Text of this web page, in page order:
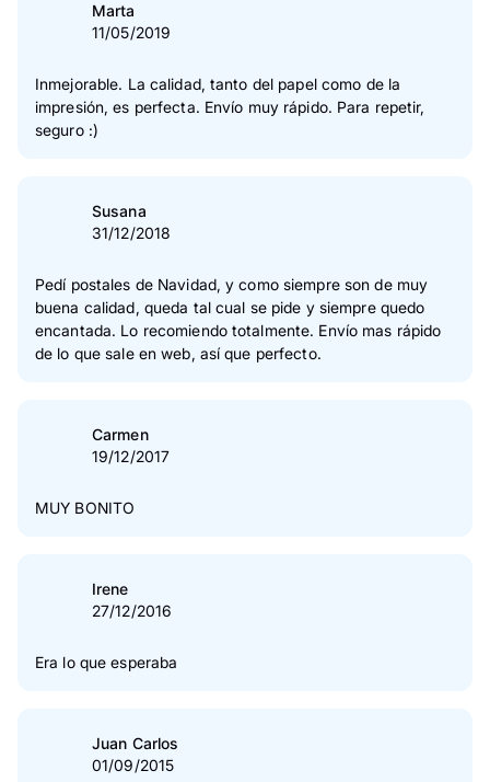
Marta
11/05/2019
Inmejorable. La calidad, tanto del papel como de la
impresión, es perfecta. Envío muy rápido. Para repetir,
seguro :)
Susana
31/12/2018
Pedí postales de Navidad, y como siempre son de muy
buena calidad, queda tal cual se pide y siempre quedo
encantada. Lo recomiendo totalmente. Envío mas rápido
de lo que sale en web, así que perfecto.
Carmen
19/12/2017
MUY BONITO
Irene
27/12/2016
Era lo que esperaba
Juan Carlos
01/09/2015